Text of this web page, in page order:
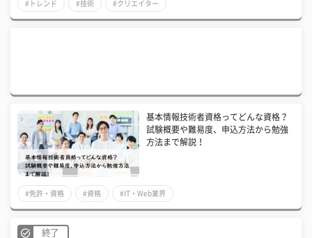
#トレンド #技術 #クリエイター
基本情報技術者資格ってどんな資格？
試験概要や難易度、申込方法から勉強
方法まで解説！
#免許・資格 #資格 #IT・Web業界
終了